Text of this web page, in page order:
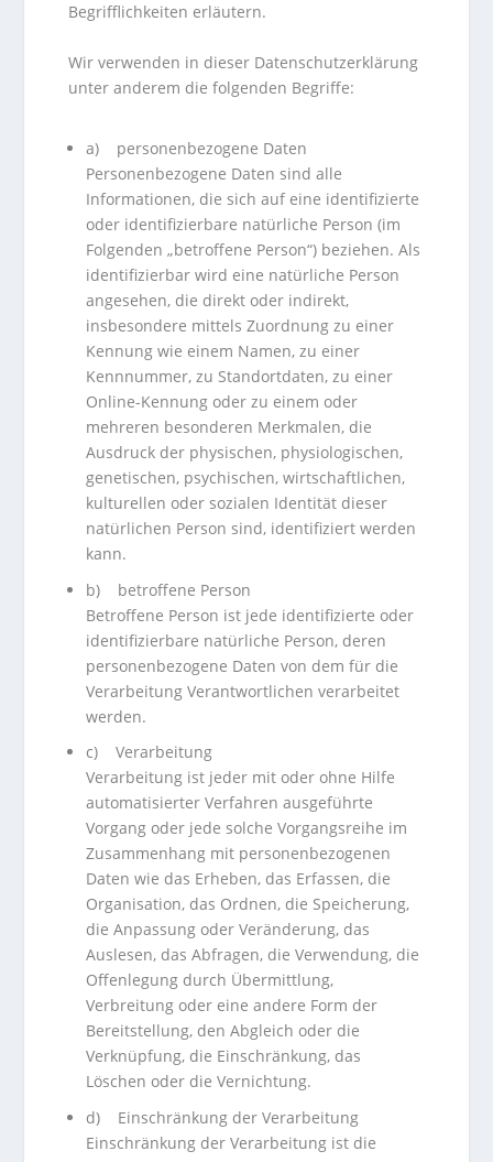
Begrifflichkeiten erläutern.
Wir verwenden in dieser Datenschutzerklärung
unter anderem die folgenden Begriffe:
a) personenbezogene Daten
Personenbezogene Daten sind alle
Informationen, die sich auf eine identifizierte
oder identifizierbare natürliche Person (im
Folgenden „betroffene Person“) beziehen. Als
identifizierbar wird eine natürliche Person
angesehen, die direkt oder indirekt,
insbesondere mittels Zuordnung zu einer
Kennung wie einem Namen, zu einer
Kennnummer, zu Standortdaten, zu einer
Online-Kennung oder zu einem oder
mehreren besonderen Merkmalen, die
Ausdruck der physischen, physiologischen,
genetischen, psychischen, wirtschaftlichen,
kulturellen oder sozialen Identität dieser
natürlichen Person sind, identifiziert werden
kann.
b) betroffene Person
Betroffene Person ist jede identifizierte oder
identifizierbare natürliche Person, deren
personenbezogene Daten von dem für die
Verarbeitung Verantwortlichen verarbeitet
werden.
c) Verarbeitung
Verarbeitung ist jeder mit oder ohne Hilfe
automatisierter Verfahren ausgeführte
Vorgang oder jede solche Vorgangsreihe im
Zusammenhang mit personenbezogenen
Daten wie das Erheben, das Erfassen, die
Organisation, das Ordnen, die Speicherung,
die Anpassung oder Veränderung, das
Auslesen, das Abfragen, die Verwendung, die
Offenlegung durch Übermittlung,
Verbreitung oder eine andere Form der
Bereitstellung, den Abgleich oder die
Verknüpfung, die Einschränkung, das
Löschen oder die Vernichtung.
d) Einschränkung der Verarbeitung
Einschränkung der Verarbeitung ist die